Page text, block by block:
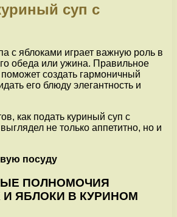
суп с
с яблоками играет важную роль в
обеда или ужина. Правильное
создать гармоничный
его блюду элегантность и
как подать куриный суп с
не только аппетитно, но и
посуду
ПОЛНОМОЧИЯ
ЯБЛОКИ В КУРИНОМ